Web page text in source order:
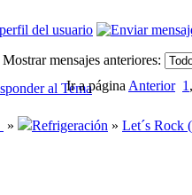
Mostrar mensajes anteriores:
Ir a página Anterior 1
» Refrigeración » Let´s Rock